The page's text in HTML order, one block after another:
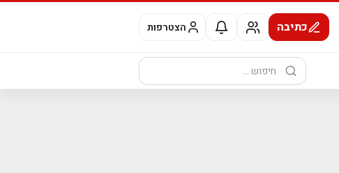
כתיבה הצטרפות
חיפוש: